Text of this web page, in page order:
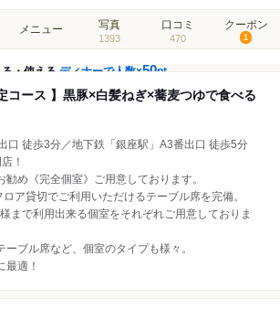
メニュー 写真
1393
口コミ
470
クーポン
1
・使えるディナーで人数×50pt
コース 】黒豚×白髪ねぎ×蕎麦つゆで食べる
口 徒歩3分／地下鉄「銀座駅」A3番出口 徒歩5分
！
勧め《完全個室》ご用意しております。
ア貸切でご利用いただけるテーブル席を完備。
まで利用出来る個室をそれぞれご用意しておりま
ブル席など、個室のタイプも様々。
最適！